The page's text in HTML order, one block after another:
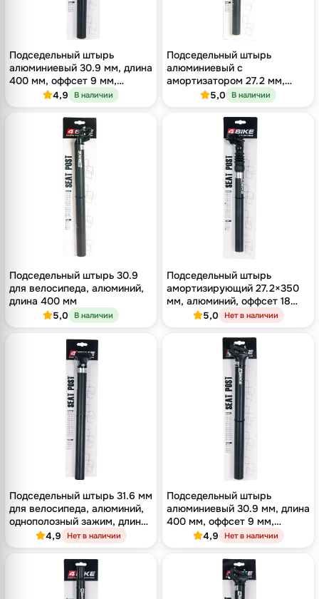
Подседельный штырь
алюминиевый 30.9 мм, длина
400 мм, оффсет 9 мм,
двухболтовый кованый
зажим, чёрный
4,9 В наличии
Подседельный штырь
алюминиевый с
амортизатором 27.2 мм,
длина 350 мм, оффсет 12 мм,
двухболтовый, чёрный
5,0 В наличии
Подседельный штырь 30.9
для велосипеда, алюминий,
длина 400 мм
5,0 В наличии
Подседельный штырь
амортизирующий 27.2×350
мм, алюминий, оффсет 18
мм, однополозный зажим,
5,0 Нет в наличии
Подседельный штырь 31.6 мм
для велосипеда, алюминий,
однополозный зажим, длина
400 мм, оффсет 16 мм,
4,9 Нет в наличии
Подседельный штырь
алюминиевый 30.9 мм, длина
400 мм, оффсет 9 мм,
двухболтовый зажим,
4,9 Нет в наличии